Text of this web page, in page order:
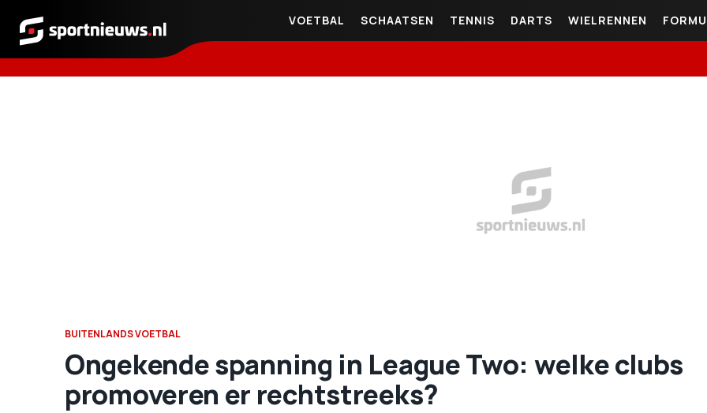
Sportnieuws.nl
VOETBAL SCHAATSEN TENNIS DARTS WIELRENNEN
BUITENLANDS VOETBAL
Ongekende spanning in League Two: welke clubs
promoveren er rechtstreeks?